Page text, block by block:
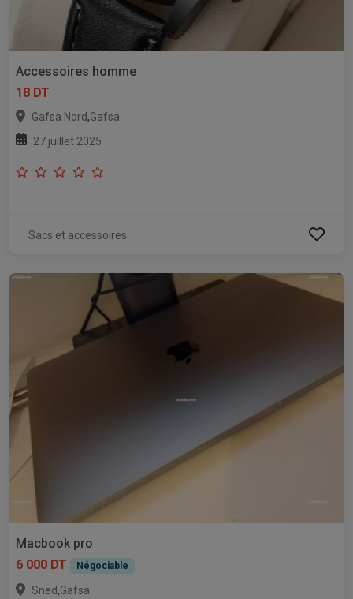
Accessoires homme
18 DT
Gafsa Nord,Gafsa
27 juillet 2025
Sacs et accessoires
Macbook pro
6 000 DT
Négociable
Sned,Gafsa